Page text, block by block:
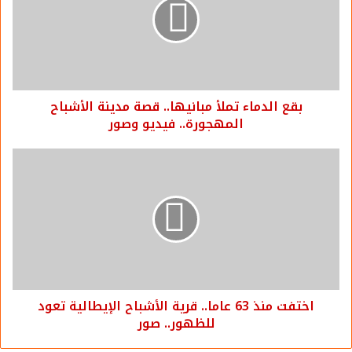
فإنه لا يعتقد في مثل هذه الخرافات، وكان المعيار لديه في
مسألة اختيار الفندق، هو التأمين الكافي، والإقامة الجيدة، وهي
بأنه وقع في هذا المكان حادث مثل ذاك.
وأشار وليد بدر إلى أنه كان يدخل في نوم عميق بمجرد دخوله
وقص خضر خضير، مدير مكتب الأهرام في بورسعيد، المتواجد
مع البعثة في تلك الفترة، أنه كان يسمع أصواتًا من وقت لآخر،
بقع الدماء تملأ مبانيها.. قصة مدينة الأشباح
المهجورة.. فيديو وصور
اختفت منذ 63 عاما.. قرية الأشباح الإيطالية تعود
للظهور.. صور